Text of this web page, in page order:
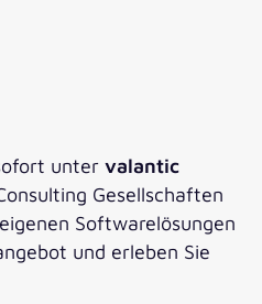
unter valantic
Gesellschaften
Softwarelösungen
und erleben Sie